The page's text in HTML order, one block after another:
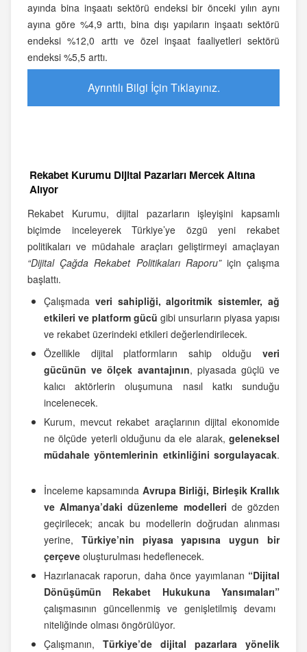
ayında bina inşaatı sektörü endeksi bir önceki yılın aynı
ayına göre %4,9 arttı, bina dışı yapıların inşaatı sektörü
endeksi %12,0 arttı ve özel inşaat faaliyetleri sektörü
endeksi %5,5 arttı.
Ayrıntılı Bilgi İçin Tıklayınız.
Rekabet Kurumu Dijital Pazarları Mercek Altına
Alıyor
Rekabet Kurumu, dijital pazarların işleyişini kapsamlı
biçimde inceleyerek Türkiye’ye özgü yeni rekabet
politikaları ve müdahale araçları geliştirmeyi amaçlayan
“Dijital Çağda Rekabet Politikaları Raporu”için çalışma
başlattı.
Çalışmada veri sahipliği, algoritmik sistemler, ağ
etkileri ve platform gücü gibi unsurların piyasa yapısı
ve rekabet üzerindeki etkileri değerlendirilecek.
Özellikle dijital platformların sahip olduğu veri
gücünün ve ölçek avantajının, piyasada güçlü ve
kalıcı aktörlerin oluşumuna nasıl katkı sunduğu
incelenecek.
Kurum, mevcut rekabet araçlarının dijital ekonomide
ne ölçüde yeterli olduğunu da ele alarak, geleneksel
müdahale yöntemlerinin etkinliğini sorgulayacak.
İnceleme kapsamında Avrupa Birliği, Birleşik Krallık
ve Almanya’daki düzenleme modelleri de gözden
geçirilecek; ancak bu modellerin doğrudan alınması
yerine, Türkiye’nin piyasa yapısına uygun bir
çerçeve oluşturulması hedeflenecek.
Hazırlanacak raporun, daha önce yayımlanan “Dijital
Dönüşümün Rekabet Hukukuna Yansımaları”
çalışmasının güncellenmiş ve genişletilmiş devamı
niteliğinde olması öngörülüyor.
Çalışmanın, Türkiye’de dijital pazarlara yönelik